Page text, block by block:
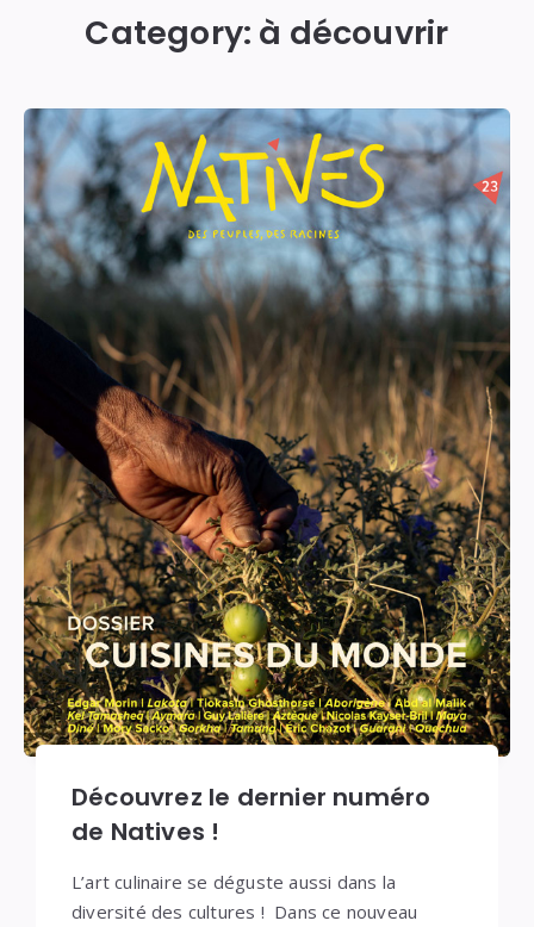
Category: à découvrir
Découvrez le dernier numéro
de Natives !
L’art culinaire se déguste aussi dans la
diversité des cultures ! Dans ce nouveau